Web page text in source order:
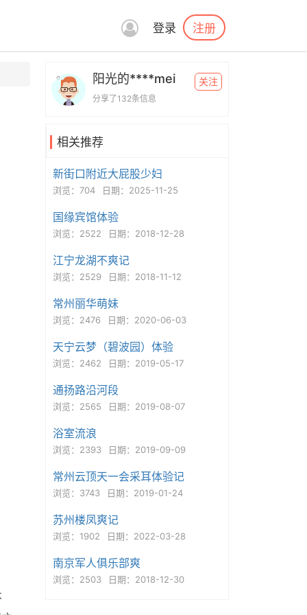
登录 注册
阳光的****mei
分享了132条信息
关注
相关推荐
新街口附近大屁股少妇
浏览：704 日期：2025-11-25
国缘宾馆体验
浏览：2522 日期：2018-12-28
江宁龙湖不爽记
浏览：2529 日期：2018-11-12
常州丽华萌妹
浏览：2476 日期：2020-06-03
天宁云梦（碧波园）体验
浏览：2462 日期：2019-05-17
通扬路沿河段
浏览：2565 日期：2019-08-07
浴室流浪
浏览：2393 日期：2019-09-09
常州云顶天一会采耳体验记
浏览：3743 日期：2019-01-24
苏州楼凤爽记
浏览：1902 日期：2022-03-28
南京军人俱乐部爽
浏览：2503 日期：2018-12-30